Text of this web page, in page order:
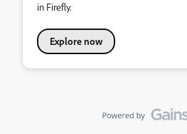
in Firefly.
Explore now